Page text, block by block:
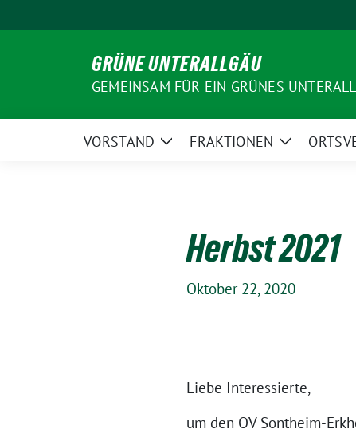
zum
GRÜNE UNTERALLGÄU
GEMEINSAM FÜR EIN GRÜNES
VORSTAND
ZeigeFRAKTIONEN
Zeige
Herbst 2021
Oktober 22, 2020
Liebe Interessierte,
um den OV Sontheim-